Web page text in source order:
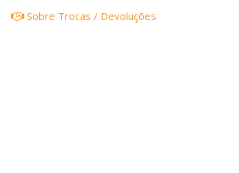
Sobre Trocas / Devoluções